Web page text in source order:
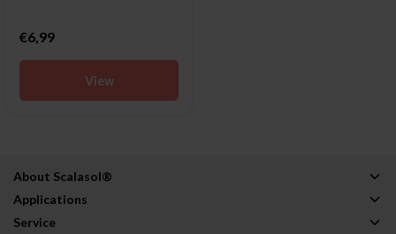
€6,99
View
About Scalasol®
Applications
Service